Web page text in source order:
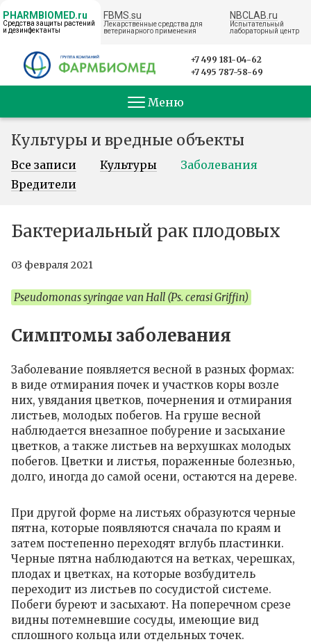
PHARMBIOMED.ru
Средства защиты растений
и дезинфектанты
FBMS.su
Лекарственные средства для
ветеринарного применения
NBCLAB.ru
Испытательный
лабораторный центр
← НА ГЛАВНУЮ
+7 499 181-04-62
+7 495 787-58-69
Меню
Культуры и вредные объекты
Все записи Культуры
Заболевания
Вредители
Бактериальный рак плодовых
03 февраля 2021
Pseudomonas syringae van Hall (Ps. cerasi Griffin)
Симптомы заболевания
Заболевание появляется весной в разных формах:
в виде отмирания почек и участков коры возле
них, увядания цветков, почернения и отмирания
листьев, молодых побегов. На груше весной
наблюдается внезапное побурение и засыхание
цветков, а также листьев на верхушках молодых
побегов. Цветки и листья, пораженные болезнью,
долго, иногда до самой осени, остаются на дереве.
При другой форме на листьях образуются черные
пятна, которые появляются сначала по краям и
затем постепенно переходят вглубь пластинки.
Черные пятна наблюдаются на ветках, черешках,
плодах и цветках, на которые возбудитель
переходит из листьев по сосудистой системе.
Побеги буреют и засыхают. На поперечном срезе
видны потемневшие сосуды, имеющие вид
сплошного кольца или отдельных точек.